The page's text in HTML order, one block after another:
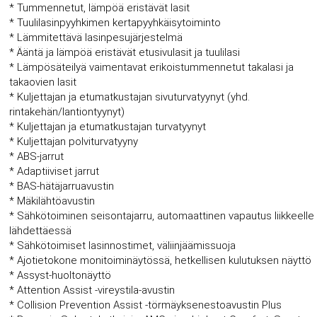
* Tummennetut, lämpöä eristävät lasit
* Tuulilasinpyyhkimen kertapyyhkäisytoiminto
* Lämmitettävä lasinpesujärjestelmä
* Ääntä ja lämpöä eristävät etusivulasit ja tuulilasi
* Lämpösäteilyä vaimentavat erikoistummennetut takalasi ja
takaovien lasit
* Kuljettajan ja etumatkustajan sivuturvatyynyt (yhd.
rintakehän/lantiontyynyt)
* Kuljettajan ja etumatkustajan turvatyynyt
* Kuljettajan polviturvatyyny
* ABS-jarrut
* Adaptiiviset jarrut
* BAS-hätäjarruavustin
* Mäkilähtöavustin
* Sähkötoiminen seisontajarru, automaattinen vapautus liikkeelle
lähdettäessä
* Sähkötoimiset lasinnostimet, väliinjäämissuoja
* Ajotietokone monitoiminäytössä, hetkellisen kulutuksen näyttö
* Assyst-huoltonäyttö
* Attention Assist -vireystila-avustin
* Collision Prevention Assist -törmäyksenestoavustin Plus